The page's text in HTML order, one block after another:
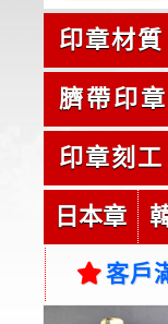
印章材質
臍帶印章
印章刻工
日本章
客戶